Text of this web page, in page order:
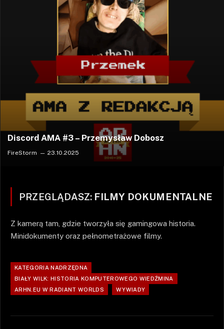
Discord AMA #3 – Przemysław Dobosz
FireStorm 23.10.2025
PRZEGLĄDASZ: FILMY DOKUMENTALNE
Z kamerą tam, gdzie tworzyła się gamingowa historia.
Minidokumenty oraz pełnometrażowe filmy.
KATEGORIA NADRZĘDNA
BIAŁY WILK: HISTORIA KOMPUTEROWEGO WIEDŹMINA
ARHN.EU W RADIANT WORLDS
WYWIADY